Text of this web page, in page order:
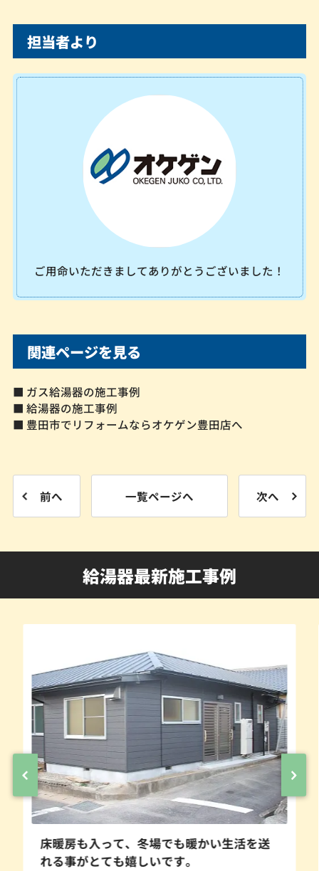
担当者より
ご用命いただきましてありがとうございました！
関連ページを見る
■ ガス給湯器の施工事例
■ 給湯器の施工事例
■ 豊田市でリフォームならオケゲン豊田店へ
前へ 一覧ページへ 次へ
給湯器最新施工事例
床暖房も入って、冬場でも暖かい生活を送
れる事がとても嬉しいです。